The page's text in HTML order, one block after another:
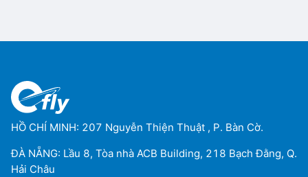
HỒ CHÍ MINH: 207 Nguyễn Thiện Thuật , P. Bàn Cờ.
ĐÀ NẴNG: Lầu 8, Tòa nhà ACB Building, 218 Bạch Đằng, Q.
Hải Châu